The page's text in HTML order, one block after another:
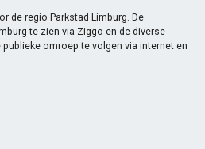
de regio Parkstad Limburg. De
te zien via Ziggo en de diverse
omroep te volgen via internet en